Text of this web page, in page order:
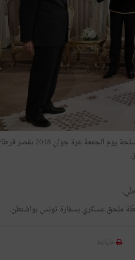
تولّى رئيس الجمهورية الباجي قايد السبسي القائد الأعلى
ملحق عسكري بسفارة تونس بواشنطن.
طباعة